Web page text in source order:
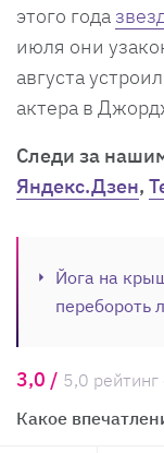
этого года
июля они
августа
актера в
Cледи за
Яндекс.Дзен,
Йога на
перебороть
3,0 / 5,0 рейтинг
Какое